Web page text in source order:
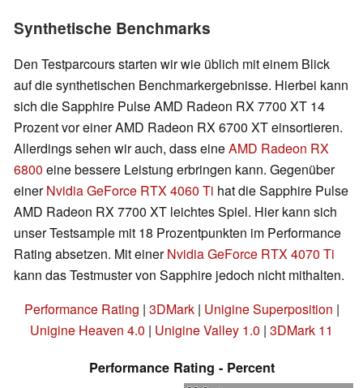
Synthetische Benchmarks
Den Testparcours starten wir wie üblich mit einem Blick
auf die synthetischen Benchmarkergebnisse. Hierbei kann
sich die Sapphire Pulse AMD Radeon RX 7700 XT 14
Prozent vor einer AMD Radeon RX 6700 XT einsortieren.
Allerdings sehen wir auch, dass eineAMD Radeon RX
6800 eine bessere Leistung erbringen kann. Gegenüber
einerNvidia GeForce RTX 4060 Ti hat die Sapphire Pulse
AMD Radeon RX 7700 XT leichtes Spiel. Hier kann sich
unser Testsample mit 18 Prozentpunkten im Performance
Rating absetzen. Mit einerNvidia GeForce RTX 4070 Ti
kann das Testmuster von Sapphire jedoch nicht mithalten.
Performance Rating | 3DMark| Unigine Superposition |
Unigine Heaven 4.0 | Unigine Valley 1.0 | 3DMark 11
Performance Rating - Percent